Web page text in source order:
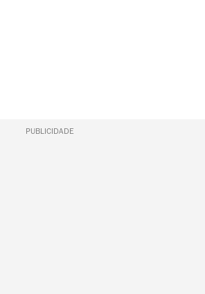
PUBLICIDADE